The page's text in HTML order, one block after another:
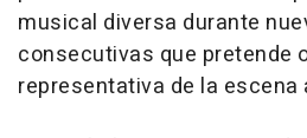
musical diversa durante
consecutivas que pretende
representativa de la escena